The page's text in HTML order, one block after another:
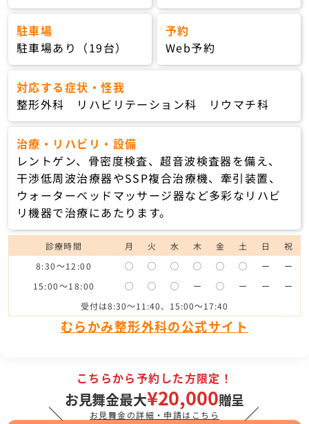
診療時間 月 火 水 木 金 土 日
祝
8:30～12:00
◯ ◯ ◯ ◯ ◯ ◯ ー
ー
15:00～18:00
◯ ◯ ◯ ー ◯ ー ー
ー
受付は8:30～11:40、15:00～17:40
治療・リハビリ・設備
レントゲン、骨密度検査、超音波検査器を備え、
干渉低周波治療器やSSP複合治療機、牽引装置、
ウォーターベッドマッサージ器など多彩なリハビ
リ機器で治療にあたります。
駐車場
駐車場あり（19台）
予約
Web予約
対応する症状・怪我
整形外科 リハビリテーション科 リウマチ科
むらかみ整形外科の公式サイト
＼
こちらから予約した方限定！
お見舞金最大¥20,000贈呈
お見舞金の詳細・申請はこちら ／